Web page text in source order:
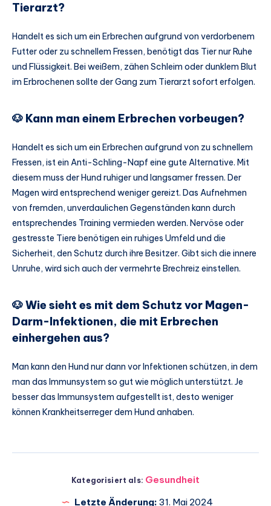
Tierarzt?
Handelt es sich um ein Erbrechen aufgrund von verdorbenem
Futter oder zu schnellem Fressen, benötigt das Tier nur Ruhe
und Flüssigkeit. Bei weißem, zähen Schleim oder dunklem Blut
im Erbrochenen sollte der Gang zum Tierarzt sofort erfolgen.
🐶 Kann man einem Erbrechen vorbeugen?
Handelt es sich um ein Erbrechen aufgrund von zu schnellem
Fressen, ist ein Anti-Schling-Napf eine gute Alternative. Mit
diesem muss der Hund ruhiger und langsamer fressen. Der
Magen wird entsprechend weniger gereizt. Das Aufnehmen
von fremden, unverdaulichen Gegenständen kann durch
entsprechendes Training vermieden werden. Nervöse oder
gestresste Tiere benötigen ein ruhiges Umfeld und die
Sicherheit, den Schutz durch ihre Besitzer. Gibt sich die innere
Unruhe, wird sich auch der vermehrte Brechreiz einstellen.
🐶 Wie sieht es mit dem Schutz vor Magen-
Darm-Infektionen, die mit Erbrechen
einhergehen aus?
Man kann den Hund nur dann vor Infektionen schützen, in dem
man das Immunsystem so gut wie möglich unterstützt. Je
besser das Immunsystem aufgestellt ist, desto weniger
können Krankheitserreger dem Hund anhaben.
Kategorisiert als: Gesundheit
Letzte Änderung: 31. Mai 2024